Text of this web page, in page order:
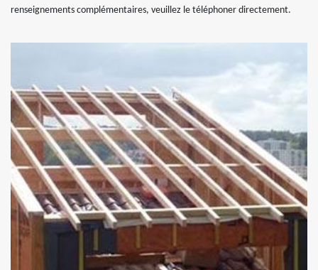
renseignements complémentaires, veuillez le téléphoner directement.